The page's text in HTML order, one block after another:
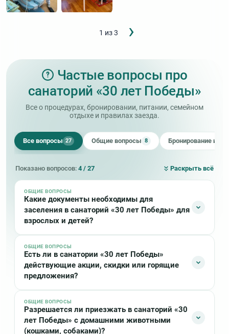
1 из 3 страница
›
Частые вопросы про
санаторий «30 лет Победы»
Все о процедурах, бронировании, питании, семейном
отдыхе и правилах заезда.
Все вопросы 27 Общие вопросы 8 Бронирование и
Показано вопросов:4 / 27 Раскрыть всё
ОБЩИЕ ВОПРОСЫ
Какие документы необходимы для
заселения в санаторий «30 лет Победы» для
взрослых и детей?
Взрослым в «30 лет Победы» при себе для заезда
необходимо иметь:
Паспорт
Санаторно-курортная карта установленного
образца давностью не более двух месяцев (форма
072/у), с обязательным указанием результата
флюорографического исследования
ОБЩИЕ ВОПРОСЫ
Есть ли в санатории «30 лет Победы»
действующие акции, скидки или горящие
предложения?
Сейчас в санатории «30 лет Победы» нет актуальных
акций или скидок
ОБЩИЕ ВОПРОСЫ
Разрешается ли приезжать в санаторий «30
лет Победы» с домашними животными
(кошками, собаками)?